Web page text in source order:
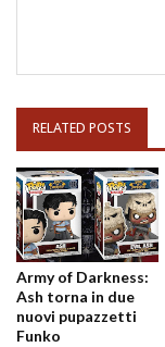
RELATED POSTS
Army of Darkness:
Ash torna in due
nuovi pupazzetti
Funko